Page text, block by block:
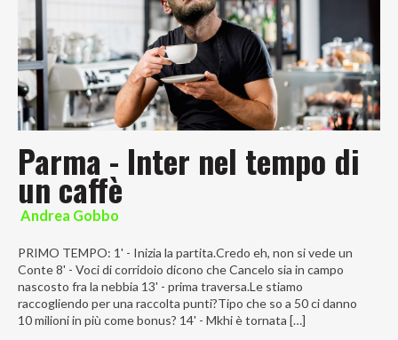
Parma - Inter nel tempo di
un caffè
Andrea Gobbo
PRIMO TEMPO: 1' - Inizia la partita.Credo eh, non si vede un
Conte 8' - Voci di corridoio dicono che Cancelo sia in campo
nascosto fra la nebbia 13' - prima traversa.Le stiamo
raccogliendo per una raccolta punti?Tipo che so a 50 ci danno
10 milioni in più come bonus? 14' - Mkhi è tornata […]